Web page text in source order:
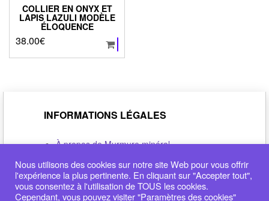
COLLIER EN ONYX ET
LAPIS LAZULI MODÈLE
ÉLOQUENCE
38.00€
INFORMATIONS LÉGALES
À propos de Murmure minéral
Conditions générales de vente
Déclaration de cookie
Me contacter
Nous utilisons des cookies sur notre site Web pour vous offrir
l'expérience la plus pertinente. En cliquant sur "Accepter tout",
vous consentez à l'utilisation de TOUS les cookies.
Cependant, vous pouvez visiter "Paramètres des cookies"